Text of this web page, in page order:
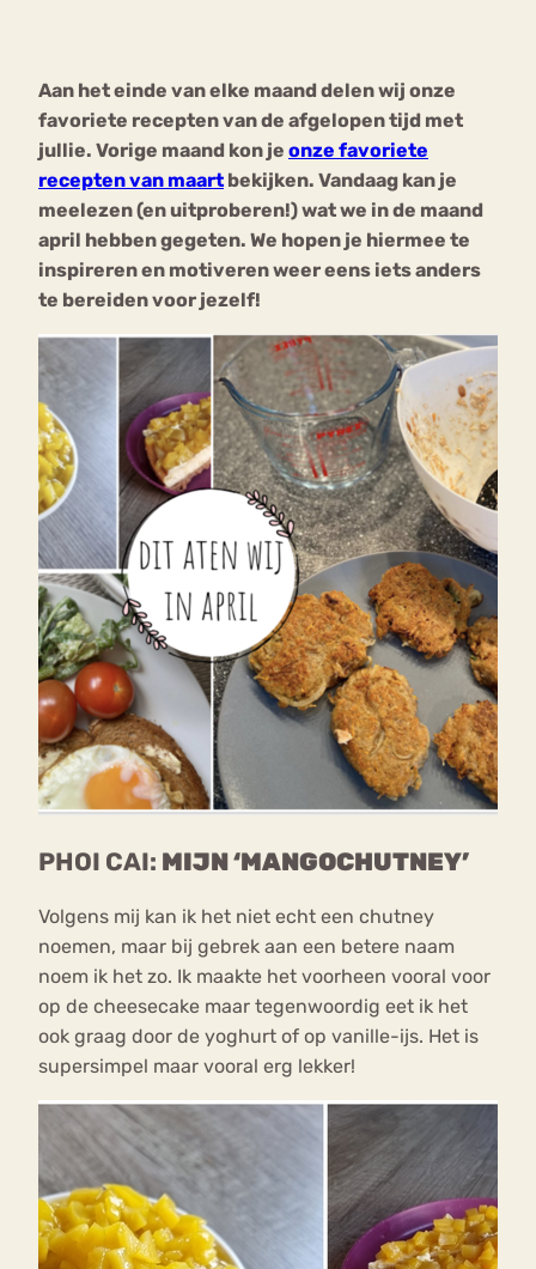
Aan het einde van elke maand delen wij onze
favoriete recepten van de afgelopen tijd met
jullie. Vorige maand kon je onze favoriete
recepten van maart bekijken. Vandaag kan je
meelezen (en uitproberen!) wat we in de maand
april hebben gegeten. We hopen je hiermee te
inspireren en motiveren weer eens iets anders
te bereiden voor jezelf!
PHOI CAI: MIJN ‘MANGOCHUTNEY’
Volgens mij kan ik het niet echt een chutney
noemen, maar bij gebrek aan een betere naam
noem ik het zo. Ik maakte het voorheen vooral voor
op de cheesecake maar tegenwoordig eet ik het
ook graag door de yoghurt of op vanille-ijs. Het is
supersimpel maar vooral erg lekker!
Chat
Forum
mia
Nerv
osa
Eetstoornis Anorexia Nervosa
Eetbuien Piekeren Sport
Trauma
Orthorexia
Afvallen Angst